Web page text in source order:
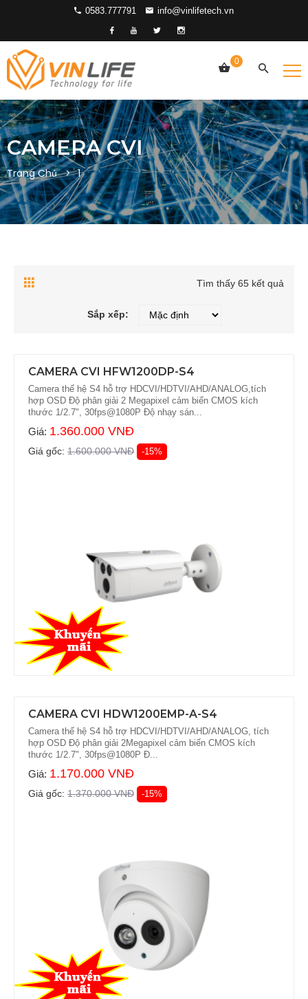
0583.777791 info@vinlifetech.vn
0
CAMERA CVI
Trang Chủ 1
Tìm thấy 65 kết quả
Sắp xếp:
CAMERA CVI HFW1200DP-S4
Camera thế hệ S4 hỗ trợ HDCVI/HDTVI/AHD/ANALOG,tích
hợp OSD Độ phân giải 2 Megapixel cảm biến CMOS kích
thước 1/2.7", 30fps@1080P Độ nhạy sán...
Giá: 1.360.000 VNĐ
Giá gốc: 1.600.000 VNĐ -15%
CAMERA CVI HDW1200EMP-A-S4
Camera thế hệ S4 hỗ trợ HDCVI/HDTVI/AHD/ANALOG, tích
hợp OSD Độ phân giải 2Megapixel cảm biến CMOS kích
thước 1/2.7", 30fps@1080P Đ...
Giá: 1.170.000 VNĐ
Giá gốc: 1.370.000 VNĐ -15%